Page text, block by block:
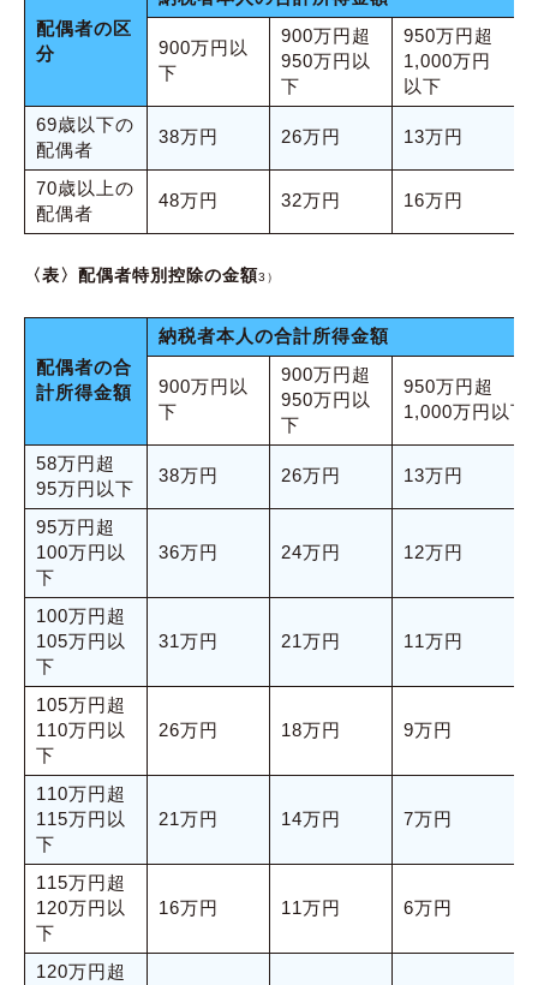
配偶者の区
分
900万円以
下
900万円超
950万円以
下
950万円超
1,000万円
以下
69歳以下の
配偶者
38万円 26万円 13万円
70歳以上の
配偶者
48万円 32万円 16万円
〈表〉配偶者特別控除の金額3）
配偶者の合
計所得金額
納税者本人の合計所得金額
900万円以
下
900万円超
950万円以
下
950万円超
1,000万円以下
58万円超
95万円以下
38万円 26万円 13万円
95万円超
100万円以
下
36万円 24万円 12万円
100万円超
105万円以
下
31万円 21万円 11万円
105万円超
110万円以
下
26万円 18万円 9万円
110万円超
115万円以
下
21万円 14万円 7万円
115万円超
120万円以
下
16万円 11万円 6万円
120万円超